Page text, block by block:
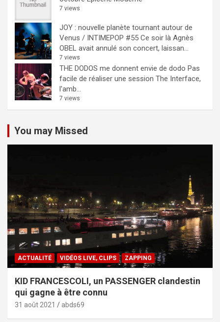
7 views
JOY : nouvelle planète tournant autour de
Venus / INTIMEPOP #55 Ce soir là Agnès
OBEL avait annulé son concert, laissan...
7 views
THE DODOS me donnent envie de dodo Pas
facile de réaliser une session The Interface,
l'amb...
7 views
You may Missed
ACTUALITÉ VIDÉOS LIVE, CLIPS ZAPPING
KID FRANCESCOLI, un PASSENGER clandestin
qui gagne à être connu
31 août 2021 abds69